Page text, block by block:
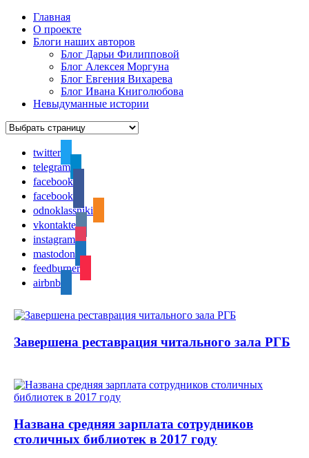
Главная
О проекте
Блоги наших авторов
Блог Дарьи Филипповой
Блог Алексея Моргуна
Блог Евгения Вихарева
Блог Ивана Книголюбова
Невыдуманные истории
twitter
telegram
facebook
facebook
odnoklassniki
vkontakte
instagram
mastodon
feedburner
airbnb
Завершена реставрация читального зала РГБ
Названа средняя зарплата сотрудников
столичных библиотек в 2017 году